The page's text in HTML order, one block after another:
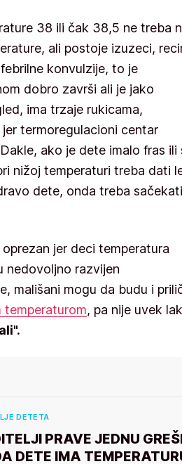
38 ili čak 38,5 ne treba
ali postoje izuzeci,
konvulzije, to je
dobro završi ali je jako
ima trzaje rukicama,
termoregulacioni centar
ako je dete imalo fras ili
nižoj temperaturi treba dati
dete, onda treba sačekati
jer deci temperatura
nedovoljno razvijen
mališani mogu da budu i
temperaturom, pa nije uvek
DETETA
PRAVE JEDNU
DETE IMA